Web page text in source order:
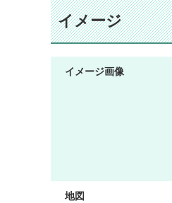
イメージ
イメージ画像
地図